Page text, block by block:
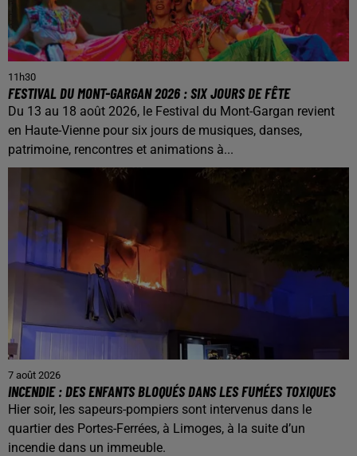
11h30
FESTIVAL DU MONT-GARGAN 2026 : SIX JOURS DE FÊTE
Du 13 au 18 août 2026, le Festival du Mont-Gargan revient
en Haute-Vienne pour six jours de musiques, danses,
patrimoine, rencontres et animations à...
7 août 2026
INCENDIE : DES ENFANTS BLOQUÉS DANS LES FUMÉES TOXIQUES
Hier soir, les sapeurs-pompiers sont intervenus dans le
quartier des Portes-Ferrées, à Limoges, à la suite d’un
incendie dans un immeuble.